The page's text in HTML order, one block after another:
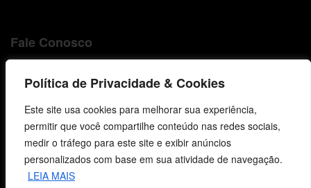
Política de Privacidade & Cookies
Este site usa cookies para melhorar sua experiência,
permitir que você compartilhe conteúdo nas redes sociais,
medir o tráfego para este site e exibir anúncios
personalizados com base em sua atividade de navegação.
LEIA MAIS
Fale Conosco
vendas@cebi.org.br
comunicacao@cebi.org.br
WhatsApp / Vendas
+55 (51) 99734-4518
WhatsApp / Comunicação